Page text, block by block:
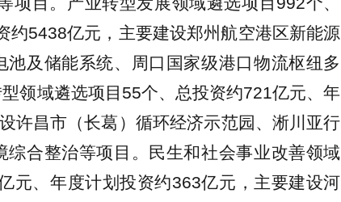
约5438亿元，主要建设郑州航空港区新能源
及储能系统、周口国家级港口物流枢纽多
领域遴选项目55个、总投资约721亿元、年
许昌市（长葛）循环经济示范园、淅川亚行
合整治等项目。民生和社会事业改善领域
元、年度计划投资约363亿元，主要建设河